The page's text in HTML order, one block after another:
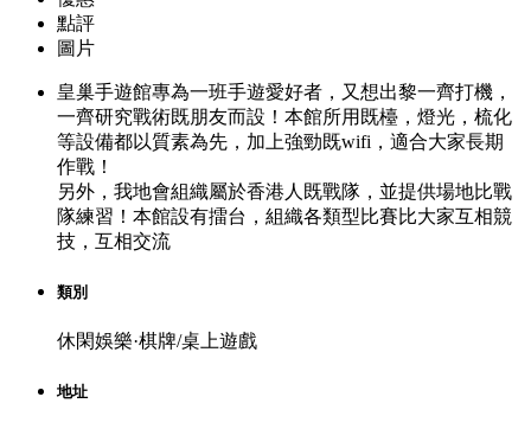
點評
圖片
皇巢手遊館專為一班手遊愛好者，又想出黎一齊打機，
一齊研究戰術既朋友而設！本館所用既檯，燈光，梳化
等設備都以質素為先，加上強勁既wifi，適合大家長期
作戰！
另外，我地會組織屬於香港人既戰隊，並提供場地比戰
隊練習！本館設有擂台，組織各類型比賽比大家互相競
技，互相交流
類別
休閑娛樂·棋牌/桌上遊戲
地址